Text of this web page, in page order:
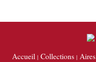
Accueil Collections Aires